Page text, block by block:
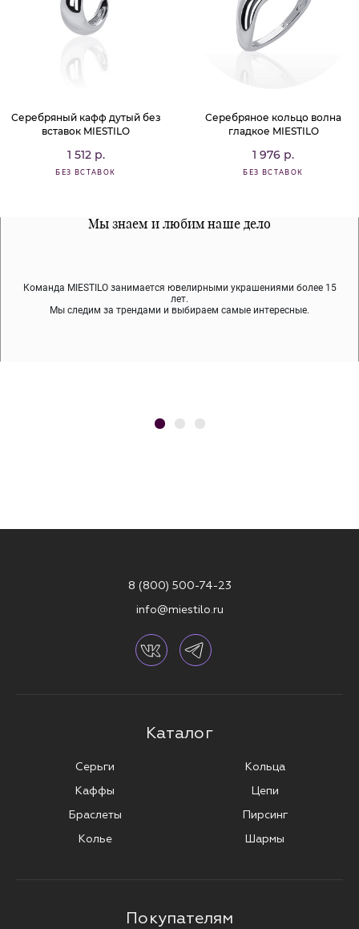
Серебряный кафф дутый без
вставок MIESTILO
1 512 р.
БЕЗ ВСТАВОК
Серебряное кольцо волна
гладкое MIESTILO
1 976 р.
БЕЗ ВСТАВОК
Мы знаем и любим наше дело
Команда MIESTILO занимается ювелирными украшениями более 15
лет.
Мы следим за трендами и выбираем самые интересные.
Все наши материалы гипоалергенны
Мы используем покрытие (родий, ювелирный сплав), которое не
содержит никеля и свинца — это исключает аллергию.
Примерка перед покупкой
Во время доставки спокойно примеряйте украшения, выбирайте те,
что вам нравятся, остальные заберёт курьер.
8 (800) 500-74-23
info@miestilo.ru
Каталог
Серьги
Каффы
Браслеты
Колье
Кольца
Цепи
Пирсинг
Шармы
Покупателям